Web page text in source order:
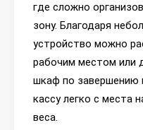
где сложно
зону. Благодаря
устройство можно
рабочим местом или
шкаф по завершению
кассу легко с места
веса.